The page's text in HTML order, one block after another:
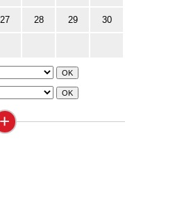
27 28 29 30
+